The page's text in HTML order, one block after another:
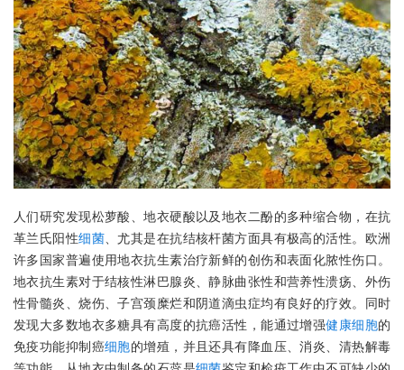
人们研究发现松萝酸、地衣硬酸以及地衣二酚的多种缩合物，在抗
革兰氏阳性细菌 、尤其是在抗结核杆菌方面具有极高的活性。欧洲
许多国家普遍使用地衣抗生素治疗新鲜的创伤和表面化脓性伤口。
地衣抗生素对于结核性淋巴腺炎、静脉曲张性和营养性溃疡、外伤
性骨髓炎、烧伤、子宫颈糜烂和阴道滴虫症均有良好的疗效。同时
发现大多数地衣多糖具有高度的抗癌活性，能通过增强健康细胞的
免疫功能抑制癌细胞的增殖，并且还具有降血压、消炎、清热解毒